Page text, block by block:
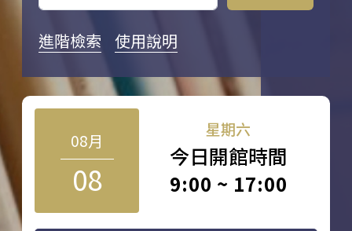
進階檢索 使用說明
08月
08
星期六
今日開館時間
9:00 ~ 17:00